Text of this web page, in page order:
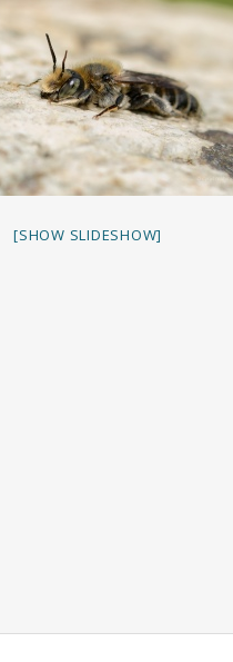
[SHOW SLIDESHOW]